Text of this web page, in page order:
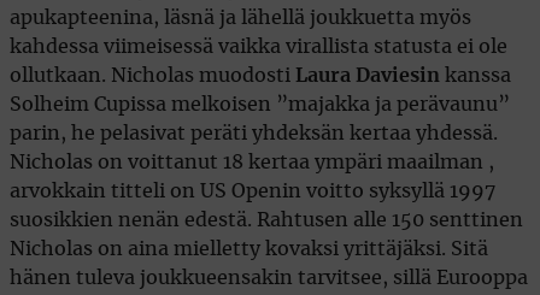
apukapteenina, läsnä ja lähellä joukkuetta myös
kahdessa viimeisessä vaikka virallista statusta ei ole
ollutkaan. Nicholas muodosti
Laura Daviesin kanssa
Solheim Cupissa melkoisen ”majakka ja perävaunu”
parin, he pelasivat peräti yhdeksän kertaa yhdessä.
Nicholas on voittanut 18 kertaa ympäri maailman ,
arvokkain titteli on US Openin voitto syksyllä 1997
suosikkien nenän edestä. Rahtusen alle 150 senttinen
Nicholas on aina mielletty kovaksi yrittäjäksi. Sitä
hänen tuleva joukkueensakin tarvitsee, sillä Eurooppa